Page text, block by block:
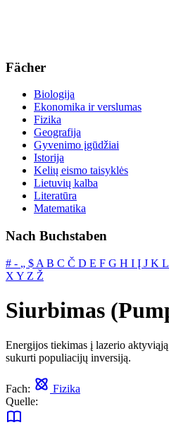
Fächer
Biologija
Ekonomika ir verslumas
Fizika
Geografija
Gyvenimo įgūdžiai
Istorija
Kelių eismo taisyklės
Lietuvių kalba
Literatūra
Matematika
Nach Buchstaben
# ‐ „ $ A B C Č D E F G H I Į J K L
X Y Z Ž
Siurbimas
Energijos tiekimas į lazerio
sukurti populiacijų inversiją.
Fach:
Fizika
Quelle: